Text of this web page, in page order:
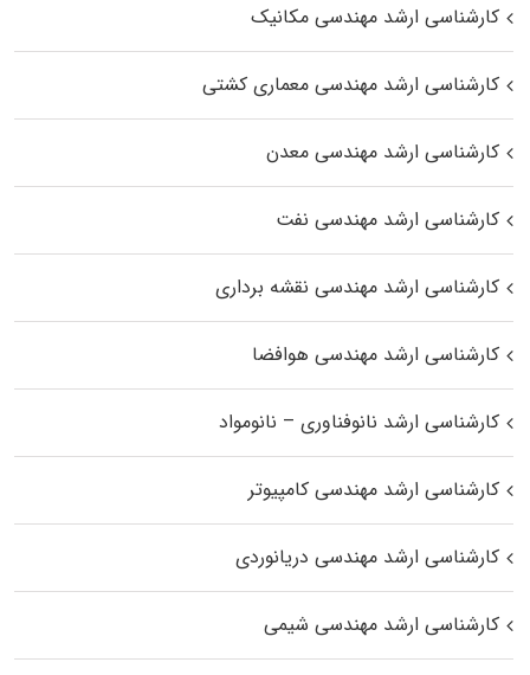
کارشناسی ارشد مهندسی مکانیک
کارشناسی ارشد مهندسی معماری کشتی
کارشناسی ارشد مهندسی معدن
کارشناسی ارشد مهندسی نفت
کارشناسی ارشد مهندسی نقشه برداری
کارشناسی ارشد مهندسی هوافضا
کارشناسی ارشد نانوفناوری – نانومواد
کارشناسی ارشد مهندسی کامپیوتر
کارشناسی ارشد مهندسی دریانوردی
کارشناسی ارشد مهندسی شیمی